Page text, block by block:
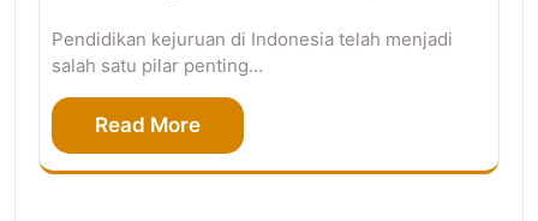
Pendidikan kejuruan di Indonesia telah menjadi
salah satu pilar penting…
Read More